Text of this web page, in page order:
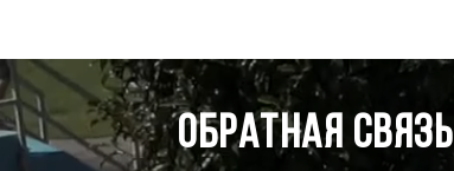
Обратная связь